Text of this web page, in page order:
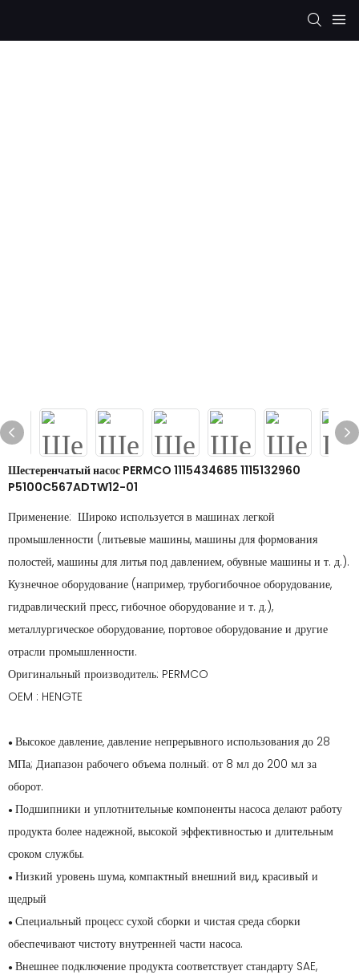
Шестеренчатый насос PERMCO 1115434685 1115132960
P5100C567ADTW12-01
Применение: Широко используется в машинах легкой
промышленности (литьевые машины, машины для формования
полостей, машины для литья под давлением, обувные машины и т. д.).
Кузнечное оборудование (например, трубогибочное оборудование,
гидравлический пресс, гибочное оборудование и т. д.),
металлургическое оборудование, портовое оборудование и другие
отрасли промышленности.
Оригинальный производитель: PERMCO
OEM : HENGTE
● Высокое давление, давление непрерывного использования до 28
МПа; Диапазон рабочего объема полный: от 8 мл до 200 мл за
оборот.
● Подшипники и уплотнительные компоненты насоса делают работу
продукта более надежной, высокой эффективностью и длительным
сроком службы.
● Низкий уровень шума, компактный внешний вид, красивый и
щедрый
● Специальный процесс сухой сборки и чистая среда сборки
обеспечивают чистоту внутренней части насоса.
● Внешнее подключение продукта соответствует стандарту SAE,